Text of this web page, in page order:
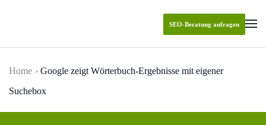
SEO-Beratung anfragen
Home
Google zeigt Wörterbuch-Ergebnisse mit eigener
Suchebox